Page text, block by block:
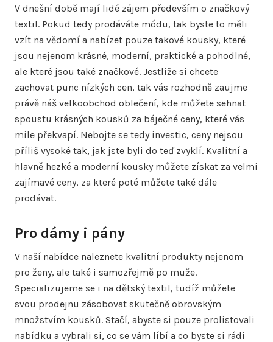
V dnešní době mají lidé zájem především o značkový
textil. Pokud tedy prodáváte módu, tak byste to měli
vzít na vědomí a nabízet pouze takové kousky, které
jsou nejenom krásné, moderní, praktické a pohodlné,
ale které jsou také značkové. Jestliže si chcete
zachovat punc nízkých cen, tak vás rozhodně zaujme
právě náš velkoobchod oblečení, kde můžete sehnat
spoustu krásných kousků za báječné ceny, které vás
mile překvapí. Nebojte se tedy investic, ceny nejsou
příliš vysoké tak, jak jste byli do teď zvyklí. Kvalitní a
hlavně hezké a moderní kousky můžete získat za velmi
zajímavé ceny, za které poté můžete také dále
prodávat.
Pro dámy i pány
V naší nabídce naleznete kvalitní produkty nejenom
pro ženy, ale také i samozřejmě po muže.
Specializujeme se i na dětský textil, tudíž můžete
svou prodejnu zásobovat skutečně obrovským
množstvím kousků. Stačí, abyste si pouze prolistovali
nabídku a vybrali si, co se vám líbí a co byste si rádi